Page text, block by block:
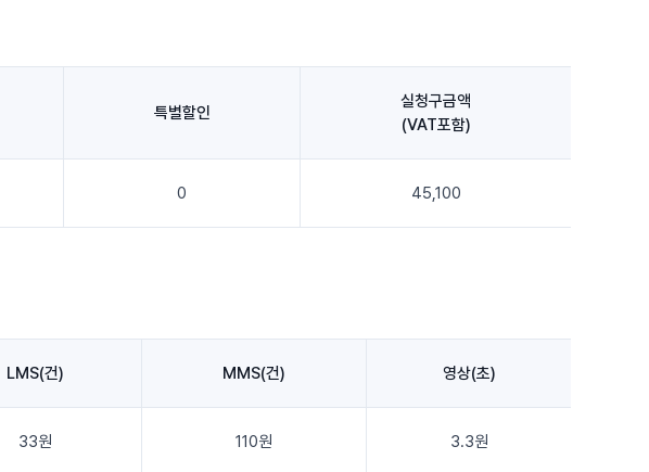
특별할인
실청구금액
(VAT포함)
0 45,100
LMS(건) MMS(건) 영상(초)
33원 110원 3.3원